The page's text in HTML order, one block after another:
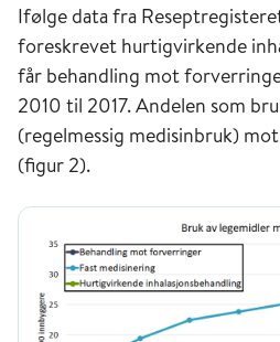
Ifølge data fra
foreskrevet hurtigvirkende
får behandling mot
2010 til 2017. Andelen som
(regelmessig medisinbruk)
(figur 2).